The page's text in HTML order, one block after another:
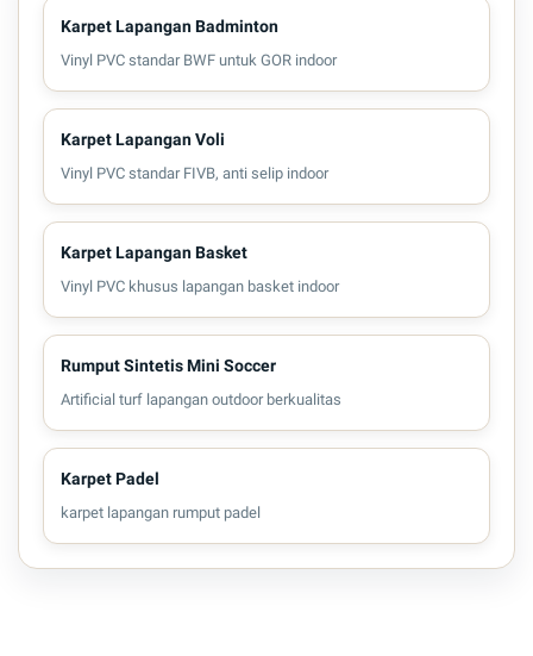
Karpet Lapangan Badminton
Vinyl PVC standar BWF untuk GOR indoor
Karpet Lapangan Voli
Vinyl PVC standar FIVB, anti selip indoor
Karpet Lapangan Basket
Vinyl PVC khusus lapangan basket indoor
Rumput Sintetis Mini Soccer
Artificial turf lapangan outdoor berkualitas
Karpet Padel
karpet lapangan rumput padel